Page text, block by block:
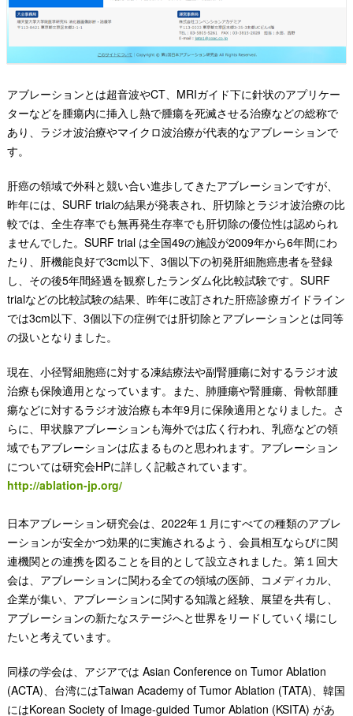
アブレーションとは超音波やCT、MRIガイド下に針状のアプリケー
ターなどを腫瘍内に挿入し熱で腫瘍を死滅させる治療などの総称で
あり、ラジオ波治療やマイクロ波治療が代表的なアブレーションで
す。
肝癌の領域で外科と競い合い進歩してきたアブレーションですが、
昨年には、SURF trialの結果が発表され、肝切除とラジオ波治療の比
較では、全生存率でも無再発生存率でも肝切除の優位性は認められ
ませんでした。SURF trial は全国49の施設が2009年から6年間にわ
たり、肝機能良好で3cm以下、3個以下の初発肝細胞癌患者を登録
し、その後5年間経過を観察したランダム化比較試験です。SURF
trialなどの比較試験の結果、昨年に改訂された肝癌診療ガイドライン
では3cm以下、3個以下の症例では肝切除とアブレーションとは同等
の扱いとなりました。
現在、小径腎細胞癌に対する凍結療法や副腎腫瘍に対するラジオ波
治療も保険適用となっています。また、肺腫瘍や腎腫瘍、骨軟部腫
瘍などに対するラジオ波治療も本年9月に保険適用となりました。さ
らに、甲状腺アブレーションも海外では広く行われ、乳癌などの領
域でもアブレーションは広まるものと思われます。アブレーション
については研究会HPに詳しく記載されています。
http://ablation-jp.org/
日本アブレーション研究会は、2022年１月にすべての種類のアブレ
ーションが安全かつ効果的に実施されるよう、会員相互ならびに関
連機関との連携を図ることを目的として設立されました。第１回大
会は、アブレーションに関わる全ての領域の医師、コメディカル、
企業が集い、アブレーションに関する知識と経験、展望を共有し、
アブレーションの新たなステージへと世界をリードしていく場にし
たいと考えています。
同様の学会は、アジアでは Asian Conference on Tumor Ablation
(ACTA)、台湾にはTaiwan Academy of Tumor Ablation (TATA)、韓国
にはKorean Society of Image-guided Tumor Ablation (KSITA) があ